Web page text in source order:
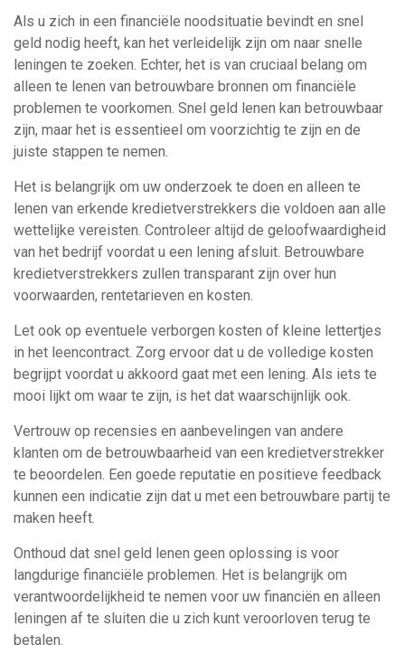
Als u zich in een financiële noodsituatie bevindt en snel
geld nodig heeft, kan het verleidelijk zijn om naar snelle
leningen te zoeken. Echter, het is van cruciaal belang om
alleen te lenen van betrouwbare bronnen om financiële
problemen te voorkomen. Snel geld lenen kan betrouwbaar
zijn, maar het is essentieel om voorzichtig te zijn en de
juiste stappen te nemen.
Het is belangrijk om uw onderzoek te doen en alleen te
lenen van erkende kredietverstrekkers die voldoen aan alle
wettelijke vereisten. Controleer altijd de geloofwaardigheid
van het bedrijf voordat u een lening afsluit. Betrouwbare
kredietverstrekkers zullen transparant zijn over hun
voorwaarden, rentetarieven en kosten.
Let ook op eventuele verborgen kosten of kleine lettertjes
in het leencontract. Zorg ervoor dat u de volledige kosten
begrijpt voordat u akkoord gaat met een lening. Als iets te
mooi lijkt om waar te zijn, is het dat waarschijnlijk ook.
Vertrouw op recensies en aanbevelingen van andere
klanten om de betrouwbaarheid van een kredietverstrekker
te beoordelen. Een goede reputatie en positieve feedback
kunnen een indicatie zijn dat u met een betrouwbare partij te
maken heeft.
Onthoud dat snel geld lenen geen oplossing is voor
langdurige financiële problemen. Het is belangrijk om
verantwoordelijkheid te nemen voor uw financiën en alleen
leningen af ​​te sluiten die u zich kunt veroorloven terug te
betalen.